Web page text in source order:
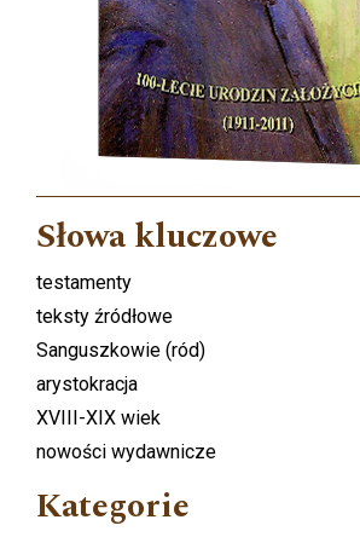
Słowa kluczowe
testamenty
teksty źródłowe
Sanguszkowie (ród)
arystokracja
XVIII-XIX wiek
nowości wydawnicze
Kategorie